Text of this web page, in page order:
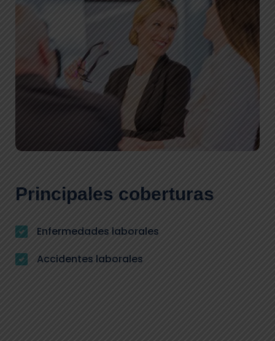
Principales coberturas
Enfermedades laborales
Accidentes laborales